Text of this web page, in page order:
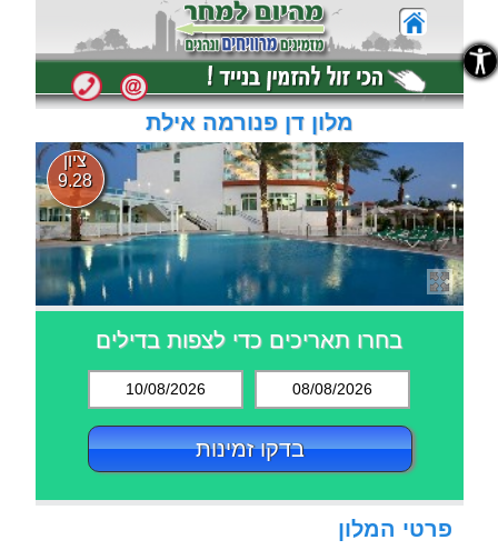
מלון דן פנורמה אילת
ציון
9.28
בחרו תאריכים כדי לצפות בדילים
10/08/2026 08/08/2026
בדקו זמינות
פרטי המלון
נגישות
נגישות